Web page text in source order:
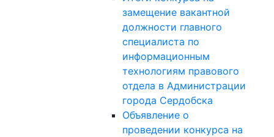
замещение вакантной
должности главного
специалиста по
информационным
технологиям правового
отдела в Администрации
города Сердобска
Объявление о
проведении конкурса на